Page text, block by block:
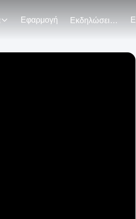
Εφαρμογή Εκδηλώσεις